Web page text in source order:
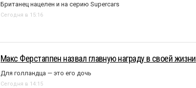
Британец нацелен и на серию Supercars
Сегодня в 15:16
Макс Ферстаппен назвал главную награду в своей жизни
Для голландца — это его дочь
Сегодня в 14:15